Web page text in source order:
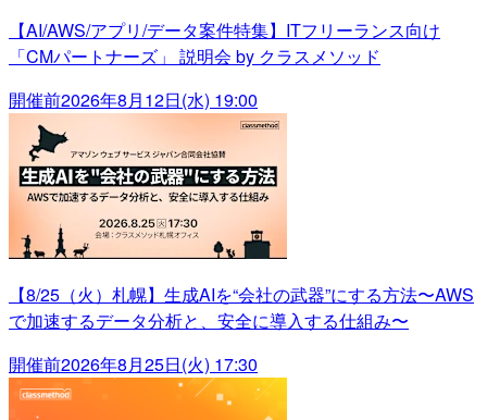
【AI/AWS/アプリ/データ案件特集】ITフリーランス向け
「CMパートナーズ」 説明会 by クラスメソッド
開催前2026年8月12日(水) 19:00
【8/25（火）札幌】生成AIを“会社の武器”にする方法〜AWS
で加速するデータ分析と、安全に導入する仕組み〜
開催前2026年8月25日(火) 17:30